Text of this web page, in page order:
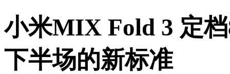
小米MIX Fold 3 定
下半场的新标准